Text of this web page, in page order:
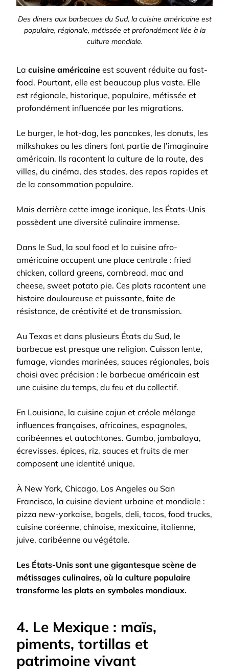
Des diners aux barbecues du Sud, la cuisine américaine est
populaire, régionale, métissée et profondément liée à la
culture mondiale.
La cuisine américaine est souvent réduite au fast-
food. Pourtant, elle est beaucoup plus vaste. Elle
est régionale, historique, populaire, métissée et
profondément influencée par les migrations.
Le burger, le hot-dog, les pancakes, les donuts, les
milkshakes ou les diners font partie de l’imaginaire
américain. Ils racontent la culture de la route, des
villes, du cinéma, des stades, des repas rapides et
de la consommation populaire.
Mais derrière cette image iconique, les États-Unis
possèdent une diversité culinaire immense.
Dans le Sud, la soul food et la cuisine afro-
américaine occupent une place centrale : fried
chicken, collard greens, cornbread, mac and
cheese, sweet potato pie. Ces plats racontent une
histoire douloureuse et puissante, faite de
résistance, de créativité et de transmission.
Au Texas et dans plusieurs États du Sud, le
barbecue est presque une religion. Cuisson lente,
fumage, viandes marinées, sauces régionales, bois
choisi avec précision : le barbecue américain est
une cuisine du temps, du feu et du collectif.
En Louisiane, la cuisine cajun et créole mélange
influences françaises, africaines, espagnoles,
caribéennes et autochtones. Gumbo, jambalaya,
écrevisses, épices, riz, sauces et fruits de mer
composent une identité unique.
À New York, Chicago, Los Angeles ou San
Francisco, la cuisine devient urbaine et mondiale :
pizza new-yorkaise, bagels, deli, tacos, food trucks,
cuisine coréenne, chinoise, mexicaine, italienne,
juive, caribéenne ou végétale.
Les États-Unis sont une gigantesque scène de
métissages culinaires, où la culture populaire
transforme les plats en symboles mondiaux.
4. Le Mexique : maïs,
piments, tortillas et
patrimoine vivant